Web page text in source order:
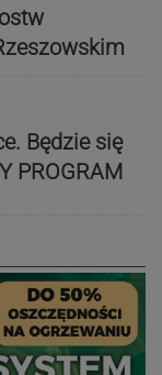
Będzie się
PROGRAM